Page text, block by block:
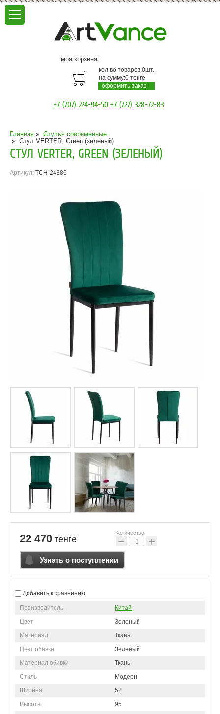
моя корзина:
кол-во товаров:0шт.
на сумму:0 тенге
оформить заказ
+7 (707) 224-94-50 +7 (727) 328-72-83
Главная » Стулья современные
» Стул VERTER, Green (зеленый)
СТУЛ VERTER, GREEN (ЗЕЛЕНЫЙ)
Артикул: TCH-24386
22 470 тенге
Количество:
− +
Узнать о поступлении
Добавить к сравнению
Производитель
Китай
Цвет
Зеленый
Материал
Ткань
Цвет обивки
Зеленый
Материал обивки
Ткань
Стиль
Модерн
Ширина
52
Высота
95